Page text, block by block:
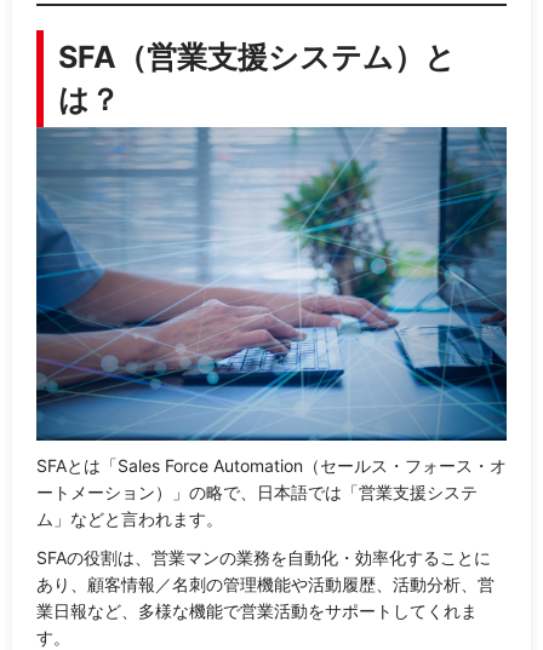
SFA（営業支援システム）と
は？
SFAとは「Sales Force Automation（セールス・フォース・オ
ートメーション）」の略で、日本語では「営業支援システ
ム」などと言われます。
SFAの役割は、営業マンの業務を自動化・効率化することに
あり、顧客情報／名刺の管理機能や活動履歴、活動分析、営
業日報など、多様な機能で営業活動をサポートしてくれま
す。